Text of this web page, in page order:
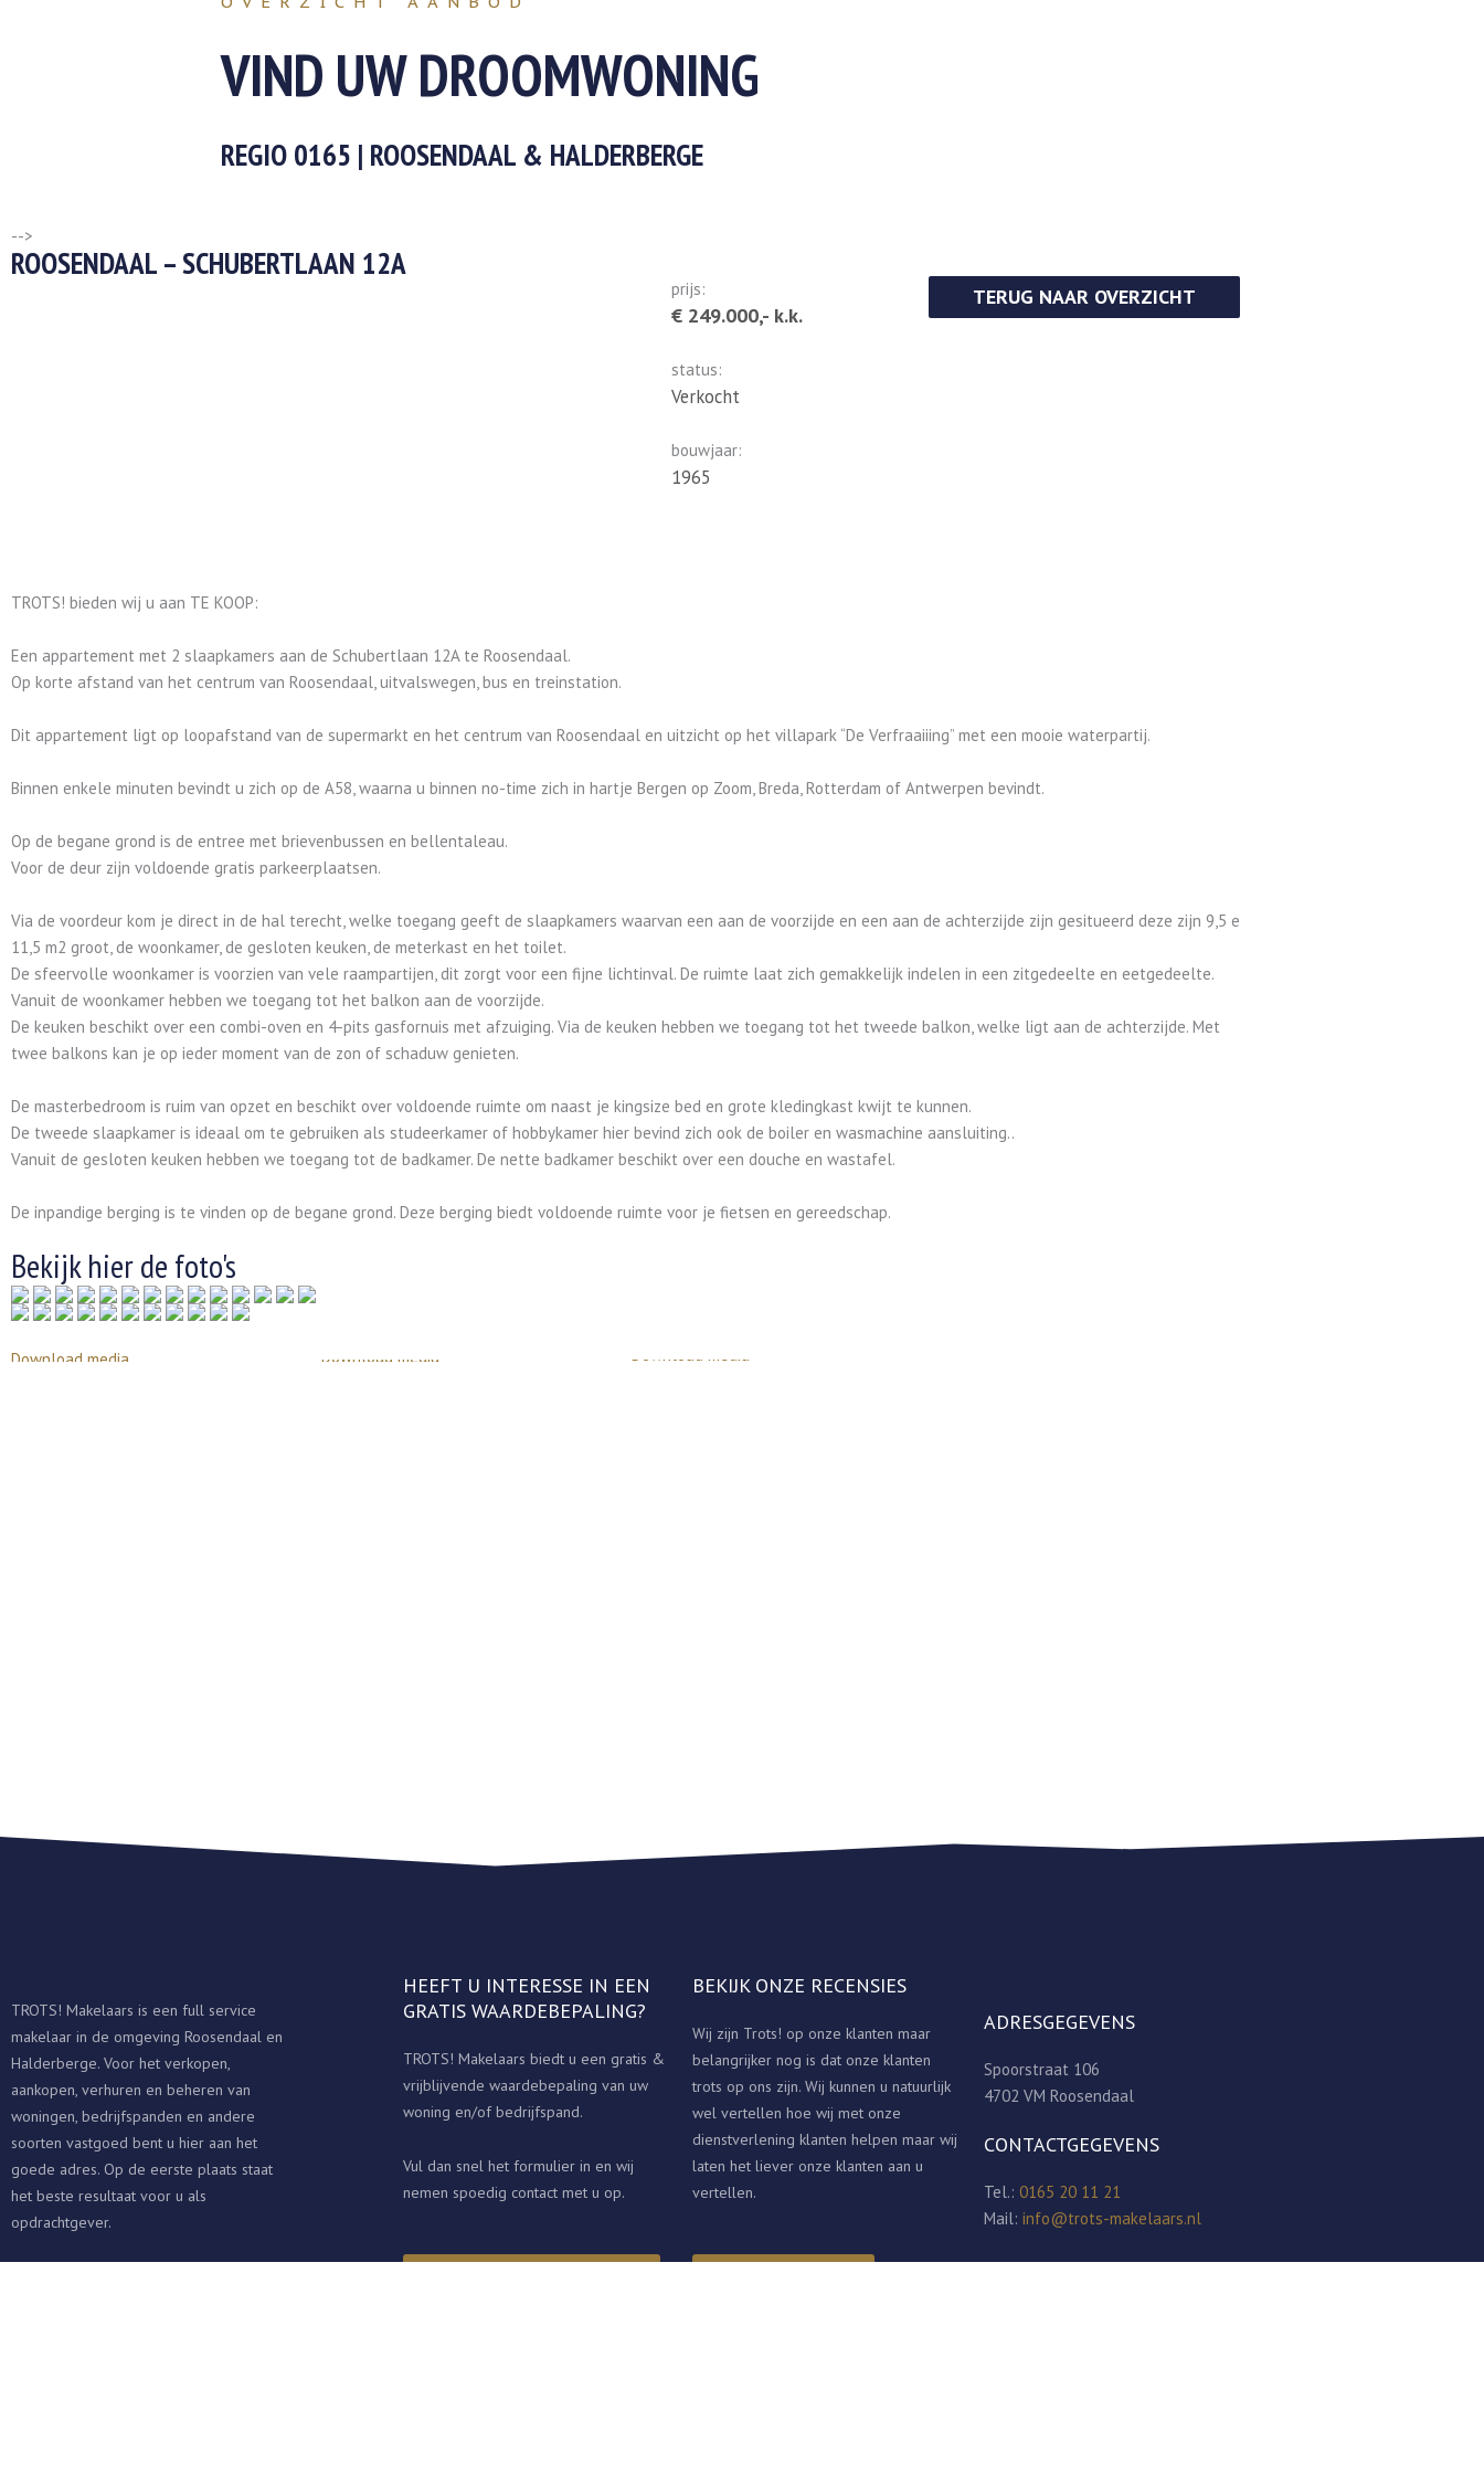
VIND UW DROOMWONING
REGIO 0165 | ROOSENDAAL & HALDERBERGE
-->
ROOSENDAAL – SCHUBERTLAAN 12A
TERUG NAAR OVERZICHT
prijs:
€ 249.000,- k.k.
status:
Verkocht
bouwjaar:
1965
TROTS! bieden wij u aan TE KOOP:
Een appartement met 2 slaapkamers aan de Schubertlaan 12A te Roosendaal.
Op korte afstand van het centrum van Roosendaal, uitvalswegen, bus en treinstation.
Dit appartement ligt op loopafstand van de supermarkt en het centrum van Roosendaal en uitzicht op het villapark “De Verfraaiiing” met een mooie waterpartij.
Binnen enkele minuten bevindt u zich op de A58, waarna u binnen no-time zich in hartje Bergen op Zoom, Breda, Rotterdam of Antwerpen bevindt.
Op de begane grond is de entree met brievenbussen en bellentaleau.
Voor de deur zijn voldoende gratis parkeerplaatsen.
Via de voordeur kom je direct in de hal terecht, welke toegang geeft de slaapkamers waarvan een aan de voorzijde en een aan de achterzijde zijn gesitueerd deze zijn 9,5 e
11,5 m2 groot, de woonkamer, de gesloten keuken, de meterkast en het toilet.
De sfeervolle woonkamer is voorzien van vele raampartijen, dit zorgt voor een fijne lichtinval. De ruimte laat zich gemakkelijk indelen in een zitgedeelte en eetgedeelte.
Vanuit de woonkamer hebben we toegang tot het balkon aan de voorzijde.
De keuken beschikt over een combi-oven en 4-pits gasfornuis met afzuiging. Via de keuken hebben we toegang tot het tweede balkon, welke ligt aan de achterzijde. Met
twee balkons kan je op ieder moment van de zon of schaduw genieten.
De masterbedroom is ruim van opzet en beschikt over voldoende ruimte om naast je kingsize bed en grote kledingkast kwijt te kunnen.
De tweede slaapkamer is ideaal om te gebruiken als studeerkamer of hobbykamer hier bevind zich ook de boiler en wasmachine aansluiting..
Vanuit de gesloten keuken hebben we toegang tot de badkamer. De nette badkamer beschikt over een douche en wastafel.
De inpandige berging is te vinden op de begane grond. Deze berging biedt voldoende ruimte voor je fietsen en gereedschap.
Bekijk hier de foto's
Download media
TROTS! Makelaars is een full service
makelaar in de omgeving Roosendaal en
Halderberge. Voor het verkopen,
aankopen, verhuren en beheren van
woningen, bedrijfspanden en andere
soorten vastgoed bent u hier aan het
goede adres. Op de eerste plaats staat
het beste resultaat voor u als
opdrachtgever.
HEEFT U INTERESSE IN EEN
GRATIS WAARDEBEPALING?
TROTS! Makelaars biedt u een gratis &
vrijblijvende waardebepaling van uw
woning en/of bedrijfspand.
Vul dan snel het formulier in en wij
nemen spoedig contact met u op.
BEKIJK ONZE RECENSIES
Wij zijn Trots! op onze klanten maar
belangrijker nog is dat onze klanten
trots op ons zijn. Wij kunnen u natuurlijk
wel vertellen hoe wij met onze
dienstverlening klanten helpen maar wij
laten het liever onze klanten aan u
vertellen.
ADRESGEGEVENS
Spoorstraat 106
4702 VM Roosendaal
CONTACTGEGEVENS
Tel.:0165 20 11 21
Mail:info@trots-makelaars.nl